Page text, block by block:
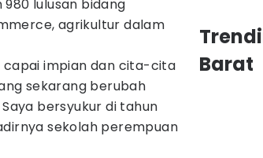
lulusan bidang
agrikultur dalam
capai impian dan cita-cita
sekarang berubah
bersyukur di tahun
sekolah perempuan
Barat